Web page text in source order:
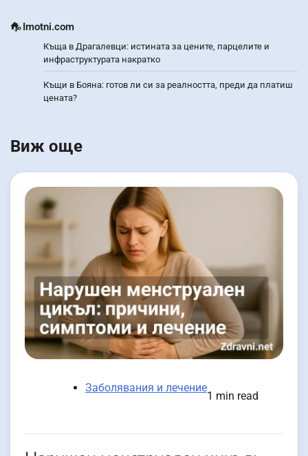
Imotni.com
Къща в Драгалевци: истината за цените, парцелите и
инфраструктурата накратко
Къщи в Бояна: готов ли си за реалността, преди да платиш
цената?
Виж още
Заболявания и лечение
1 min read